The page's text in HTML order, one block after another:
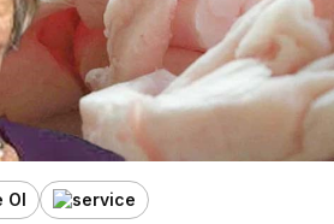
Ol